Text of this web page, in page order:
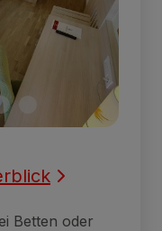
Betten oder